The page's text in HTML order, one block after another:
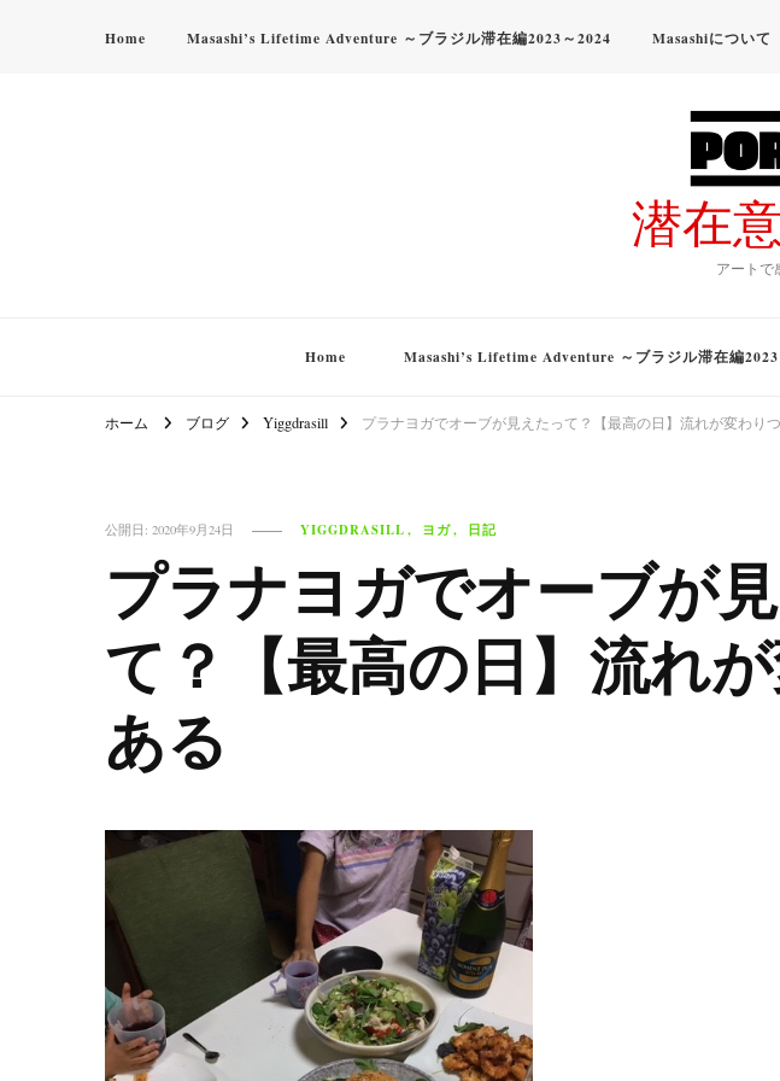
Home Masashi’s Lifetime Adventure ～ブラジル滞在編2023～2024 Masashiについて
潜在
アートで
Home Masashi’s Lifetime Adventure ～ブラジル滞在編
ホーム ブログ Yiggdrasill プラナヨガでオーブが見えたって？【最高の日】流れが変わり
公開日: 2020年9月24日 YIGGDRASILL ヨガ 日記
プラナヨガでオーブが
て？【最高の日】流れ
ある